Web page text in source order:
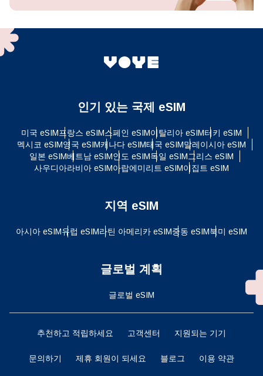
인기 있는 국제 eSIM
미국 eSIM프랑스 eSIM스페인 eSIM이탈리아 eSIM터키 eSIM
멕시코 eSIM영국 eSIM캐나다 eSIM태국 eSIM말레이시아 eSIM
일본 eSIM베트남 eSIM인도 eSIM독일 eSIM그리스 eSIM
사우디아라비아 eSIM아랍에미리트 eSIM이집트 eSIM
지역 eSIM
아시아 eSIM유럽 ​​eSIM라틴 아메리카 eSIM중동 eSIM북미 eSIM
글로벌 계획
글로벌 eSIM
추천하고 적립하세요 고객센터 지원되는 기기
문의하기 제휴 회원이 되세요 블로그 이용 약관